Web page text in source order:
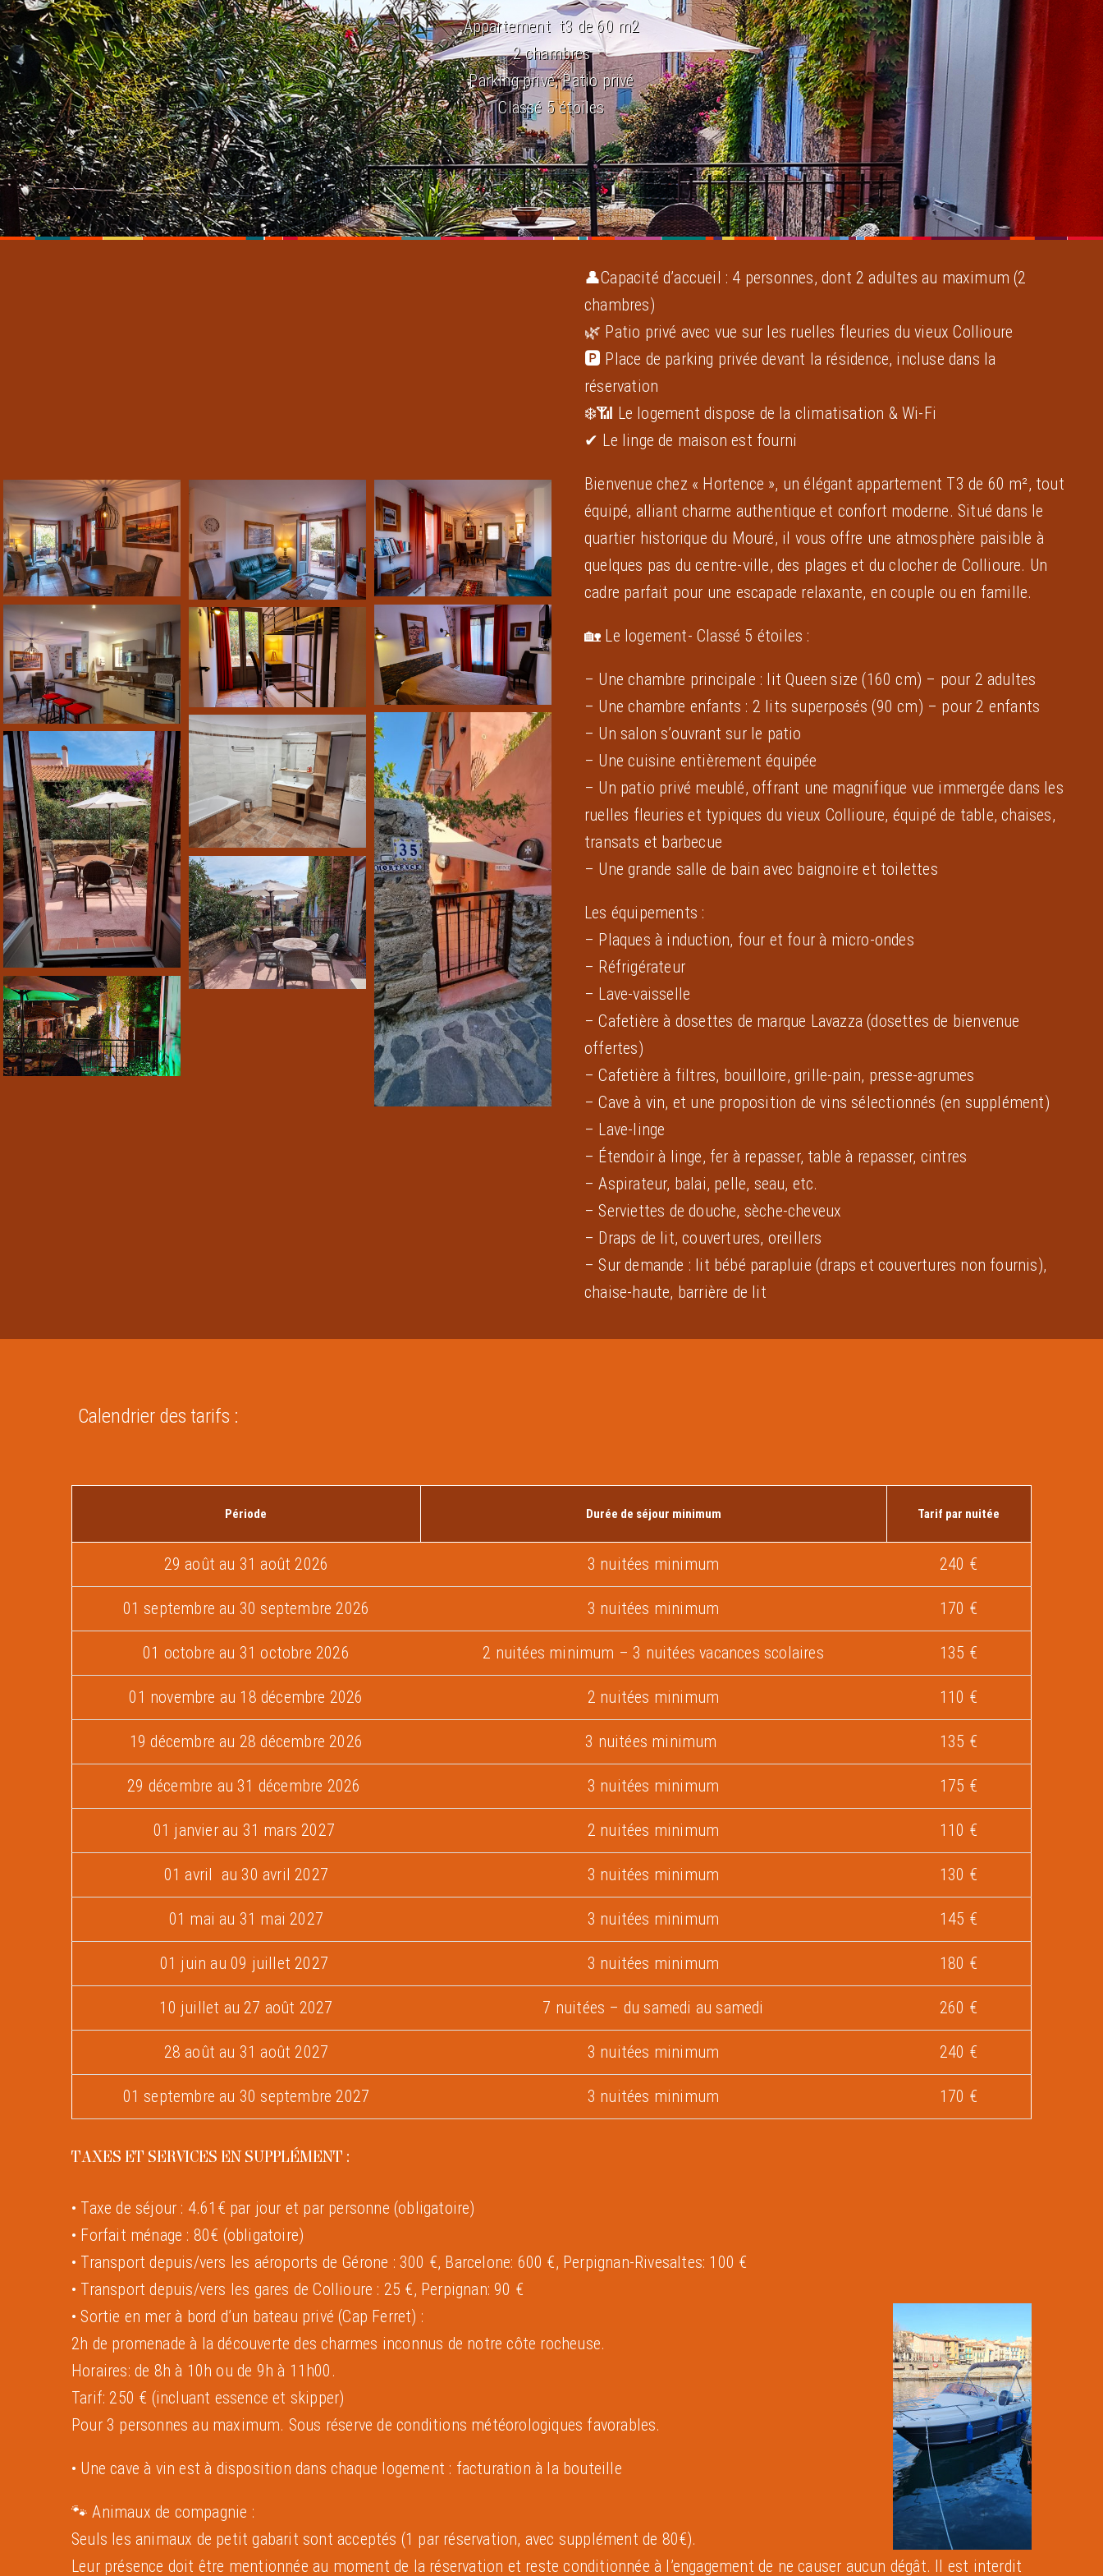
Appartement t3 de 60 m2
2 chambres
Parking privé, Patio privé
Classé 5 étoiles
👤Capacité d’accueil : 4 personnes, dont 2 adultes au maximum (2
chambres)
🌿 Patio privé avec vue sur les ruelles fleuries du vieux Collioure
🅿️ Place de parking privée devant la résidence, incluse dans la
réservation
❄️📶 Le logement dispose de la climatisation & Wi-Fi
✔ Le linge de maison est fourni
Bienvenue chez « Hortence », un élégant appartement T3 de 60 m², tout
équipé, alliant charme authentique et confort moderne. Situé dans le
quartier historique du Mouré, il vous offre une atmosphère paisible à
quelques pas du centre-ville, des plages et du clocher de Collioure. Un
cadre parfait pour une escapade relaxante, en couple ou en famille.
🏡 Le logement- Classé 5 étoiles :
– Une chambre principale : lit Queen size (160 cm) – pour 2 adultes
– Une chambre enfants : 2 lits superposés (90 cm) – pour 2 enfants
– Un salon s’ouvrant sur le patio
– Une cuisine entièrement équipée
– Un patio privé meublé, offrant une magnifique vue immergée dans les
ruelles fleuries et typiques du vieux Collioure, équipé de table, chaises,
transats et barbecue
– Une grande salle de bain avec baignoire et toilettes
Les équipements :
– Plaques à induction, four et four à micro-ondes
– Réfrigérateur
– Lave-vaisselle
– Cafetière à dosettes de marque Lavazza (dosettes de bienvenue
offertes)
– Cafetière à filtres, bouilloire, grille-pain, presse-agrumes
– Cave à vin, et une proposition de vins sélectionnés (en supplément)
– Lave-linge
– Étendoir à linge, fer à repasser, table à repasser, cintres
– Aspirateur, balai, pelle, seau, etc.
– Serviettes de douche, sèche-cheveux
– Draps de lit, couvertures, oreillers
– Sur demande : lit bébé parapluie (draps et couvertures non fournis),
chaise-haute, barrière de lit
Calendrier des tarifs :
Période Durée de séjour minimum Tarif par nuitée
29 août au 31 août 2026 3 nuitées minimum 240 €
01 septembre au 30 septembre 2026 3 nuitées minimum 170 €
01 octobre au 31 octobre 2026 2 nuitées minimum – 3 nuitées vacances scolaires 135 €
01 novembre au 18 décembre 2026 2 nuitées minimum 110 €
19 décembre au 28 décembre 2026 3 nuitées minimum 135 €
29 décembre au 31 décembre 2026 3 nuitées minimum 175 €
01 janvier au 31 mars 2027 2 nuitées minimum 110 €
01 avril au 30 avril 2027 3 nuitées minimum 130 €
01 mai au 31 mai 2027 3 nuitées minimum 145 €
01 juin au 09 juillet 2027 3 nuitées minimum 180 €
10 juillet au 27 août 2027 7 nuitées – du samedi au samedi 260 €
28 août au 31 août 2027 3 nuitées minimum 240 €
01 septembre au 30 septembre 2027 3 nuitées minimum 170 €
TAXES ET SERVICES EN SUPPLÉMENT :
• Taxe de séjour : 4.61€ par jour et par personne (obligatoire)
• Forfait ménage : 80€ (obligatoire)
• Transport depuis/vers les aéroports de Gérone : 300 €, Barcelone: 600 €, Perpignan-Rivesaltes: 100 €
• Transport depuis/vers les gares de Collioure : 25 €, Perpignan: 90 €
• Sortie en mer à bord d’un bateau privé (Cap Ferret) :
2h de promenade à la découverte des charmes inconnus de notre côte rocheuse.
Horaires: de 8h à 10h ou de 9h à 11h00.
Tarif: 250 € (incluant essence et skipper)
Pour 3 personnes au maximum. Sous réserve de conditions météorologiques favorables.
• Une cave à vin est à disposition dans chaque logement : facturation à la bouteille
🐾 Animaux de compagnie :
Seuls les animaux de petit gabarit sont acceptés (1 par réservation, avec supplément de 80€).
Leur présence doit être mentionnée au moment de la réservation et reste conditionnée à l’engagement de ne causer aucun dégât. Il est interdit